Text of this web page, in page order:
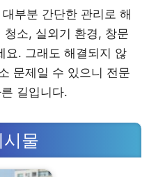
부분 간단한 관리로 해
소, 실외기 환경, 창문
요. 그래도 해결되지 않
문제일 수 있으니 전문
길입니다.
물